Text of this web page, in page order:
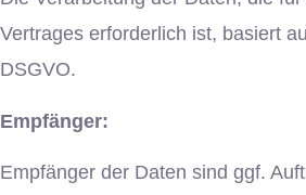
Vertrages erforderlich ist, basiert
DSGVO.
Empfänger:
Empfänger der Daten sind ggf.